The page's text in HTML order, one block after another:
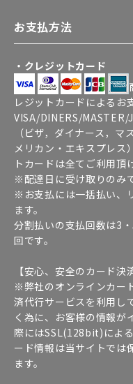
お支払方法
・クレジットカード
レジットカードによるお
VISA/DINERS/MASTER/
（ビザ，ダイナース，
メリカン・エキスプレス
トカードは全てご利用頂
※配達日に受け取りのみ
※お支払には一括払い、
ます。
分割払いの支払回数は3
回です。
【安心、安全のカード決
※弊社のオンラインカー
済代行サービスを利用し
く為に、お客様の情報が
際にはSSL(128bit)によ
ード情報は当サイトでは
ます。